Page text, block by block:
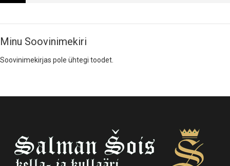
Minu Soovinimekiri
Soovinimekirjas pole ühtegi toodet.